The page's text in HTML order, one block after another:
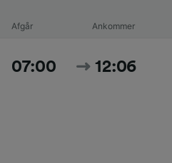
Afgår Ankommer
07:00 12:06